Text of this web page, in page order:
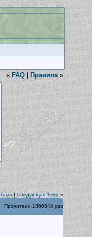
« FAQ | Правила »
| Следующая Тема»
Прочитано 1360543 раз